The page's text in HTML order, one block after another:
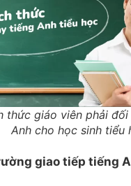
thức giáo viên phải
Anh cho học sinh tiểu
giao tiếp tiếng